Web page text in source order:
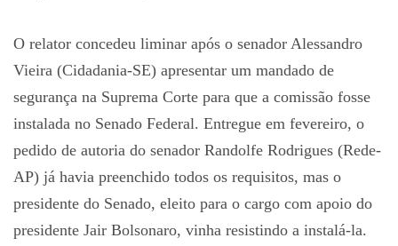
O relator concedeu liminar após o senador Alessandro
Vieira (Cidadania-SE) apresentar um mandado de
segurança na Suprema Corte para que a comissão fosse
instalada no Senado Federal. Entregue em fevereiro, o
pedido de autoria do senador Randolfe Rodrigues (Rede-
AP) já havia preenchido todos os requisitos, mas o
presidente do Senado, eleito para o cargo com apoio do
presidente Jair Bolsonaro, vinha resistindo a instalá-la.